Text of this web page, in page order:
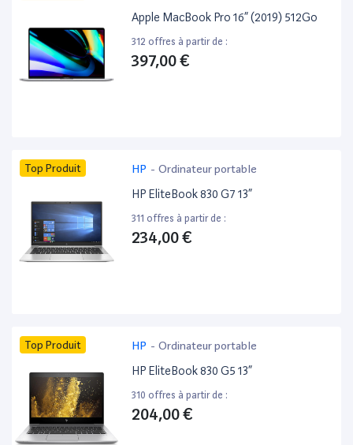
Apple MacBook Pro 16” (2019) 512Go
312 offres à partir de :
397,00 €
Top Produit HP - Ordinateur portable
HP EliteBook 830 G7 13”
311 offres à partir de :
234,00 €
Top Produit HP - Ordinateur portable
HP EliteBook 830 G5 13”
310 offres à partir de :
204,00 €